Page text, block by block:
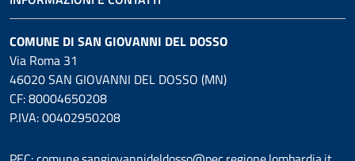
COMUNE DI SAN GIOVANNI DEL DOSSO
Via Roma 31
46020 SAN GIOVANNI DEL DOSSO (MN)
CF: 80004650208
P.IVA: 00402950208